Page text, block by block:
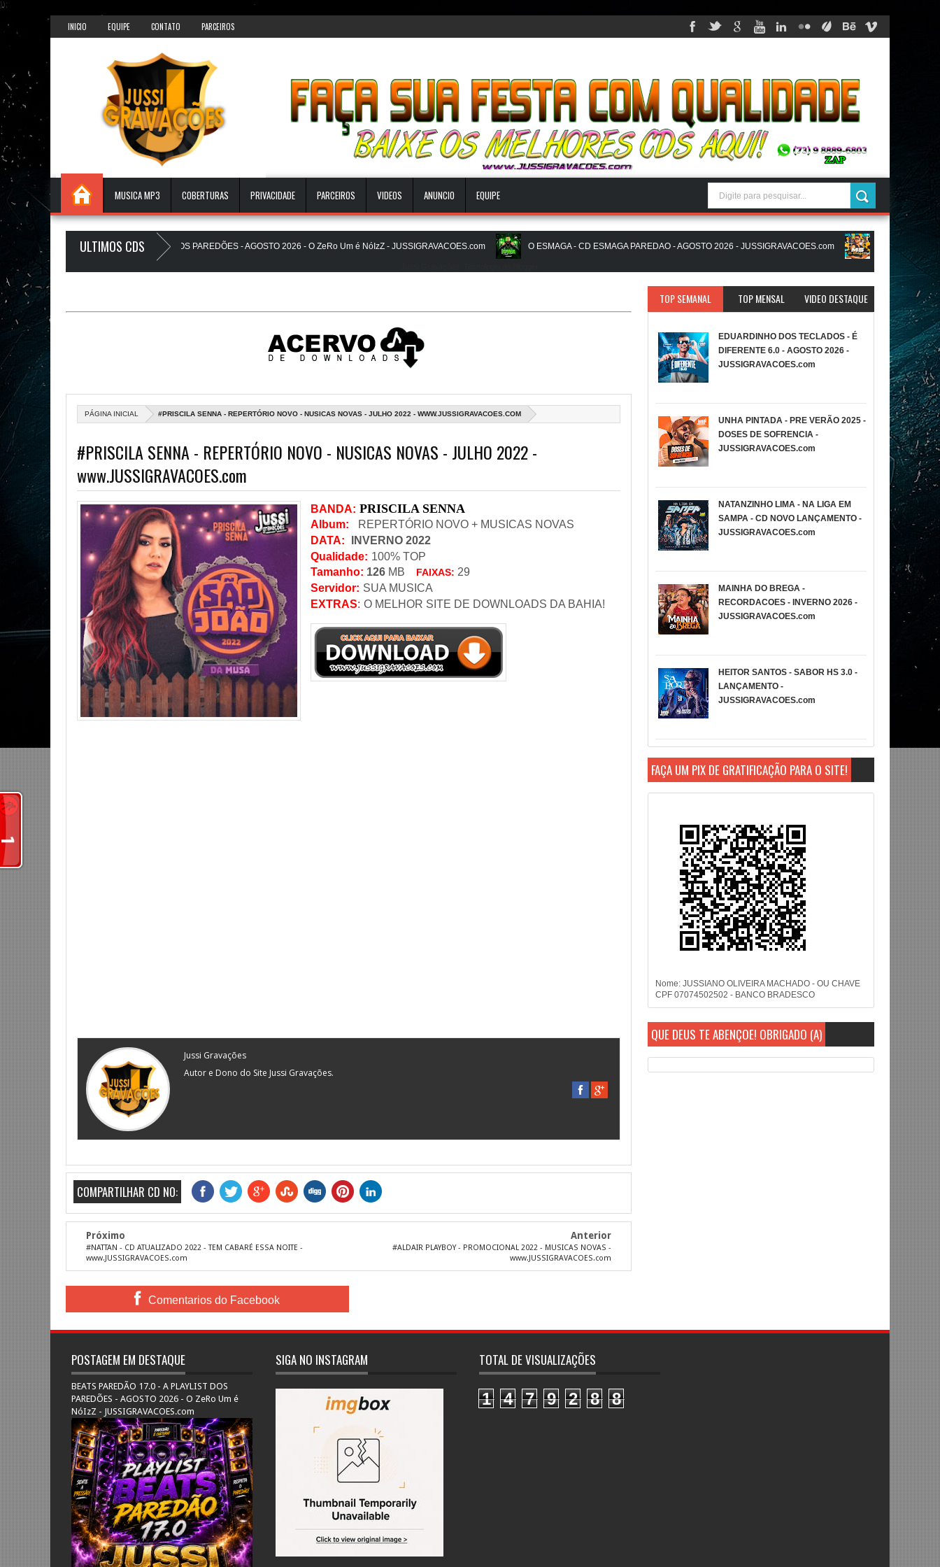
});
INICIO EQUIPE CONTATO PARCEIROS
MUSICA MP3 COBERTURAS PRIVACIDADE PARCEIROS VIDEOS ANUNCIO EQUIPE
ULTIMOS CDS
BEATS PAREDÃO 17.0 - A PLAYLIST DOS PAREDÕES - AGOSTO 2026 - O ZeRo Um é NóIzZ - JUSSIGRAVACOES.com O ESMAGA - CD ESMAGA PAREDAO - AGOSTO 2026 - JUSSIGRAVACOES.com MIKAEL SANTOS -
THEUZINHO A Favela Ta Gostosa 5.0 - LANÇAMENTO - JUSSIGRAVACOES.com NATANZINHO LIMA - NA LIGA EM SAMPA - CD
PÁGINA INICIAL #PRISCILA SENNA - REPERTÓRIO NOVO - NUSICAS NOVAS - JULHO 2022 - WWW.JUSSIGRAVACOES.COM
#PRISCILA SENNA - REPERTÓRIO NOVO - NUSICAS NOVAS - JULHO 2022 -
www.JUSSIGRAVACOES.com
BANDA: PRISCILA SENNA
Album:
REPERTÓRIO NOVO + MUSICAS NOVAS
DATA:
INVERNO 2022
Qualidade: 100% TOP
Tamanho: 126 MB FAIXAS: 29
Servidor: SUA MUSICA
EXTRAS: O MELHOR SITE DE DOWNLOADS DA BAHIA!
Jussi Gravações
Autor e Dono do Site Jussi Gravações.
COMPARTILHAR CD NO:
Próximo
#NATTAN - CD ATUALIZADO 2022 - TEM CABARÉ ESSA NOITE -
www.JUSSIGRAVACOES.com
Anterior
#ALDAIR PLAYBOY - PROMOCIONAL 2022 - MUSICAS NOVAS -
www.JUSSIGRAVACOES.com
Comentarios do Facebook
TOP SEMANAL TOP MENSAL VIDEO DESTAQUE
EDUARDINHO DOS TECLADOS - É
DIFERENTE 6.0 - AGOSTO 2026 -
JUSSIGRAVACOES.com
UNHA PINTADA - PRE VERÃO 2025 -
DOSES DE SOFRENCIA -
JUSSIGRAVACOES.com
NATANZINHO LIMA - NA LIGA EM
SAMPA - CD NOVO LANÇAMENTO -
JUSSIGRAVACOES.com
MAINHA DO BREGA -
RECORDACOES - INVERNO 2026 -
JUSSIGRAVACOES.com
HEITOR SANTOS - SABOR HS 3.0 -
LANÇAMENTO -
JUSSIGRAVACOES.com
FAÇA UM PIX DE GRATIFICAÇÃO PARA O SITE!
Nome: JUSSIANO OLIVEIRA MACHADO - OU CHAVE
CPF 07074502502 - BANCO BRADESCO
QUE DEUS TE ABENÇOE! OBRIGADO (A)
POSTAGEM EM DESTAQUE
BEATS PAREDÃO 17.0 - A PLAYLIST DOS
PAREDÕES - AGOSTO 2026 - O ZeRo Um é
NóIzZ - JUSSIGRAVACOES.com
SIGA NO INSTAGRAM TOTAL DE VISUALIZAÇÕES
1 4 7 9 2 8 8